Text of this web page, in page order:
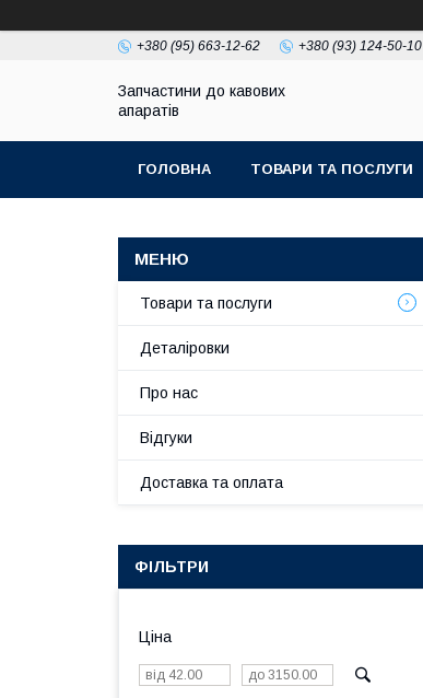
+380 (95) 663-12-62 +380 (93) 124-50-10
Запчастини до кавових
апаратів
ГОЛОВНА ТОВАРИ ТА ПОСЛУГИ
Товари та послуги
Деталіровки
Про нас
Відгуки
Доставка та оплата
ФІЛЬТРИ
Ціна